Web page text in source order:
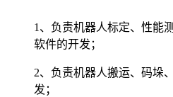
1、负责机器人标定、性能
软件的开发；
2、负责机器人搬运、码垛
发；